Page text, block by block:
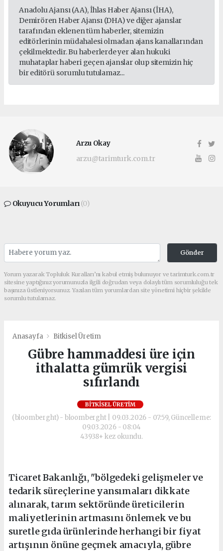
Anadolu Ajansı (AA), İhlas Haber Ajansı (İHA),
Demirören Haber Ajansı (DHA) ve diğer ajanslar
tarafından eklenen tüm haberler, sitemizin
editörlerinin müdahalesi olmadan ajans kanallarından
çekilmektedir. Bu haberlerde yer alan hukuki
muhataplar haberi geçen ajanslar olup sitemizin hiç
bir editörü sorumlu tutulamaz...
Arzu Okay
arzu@tarimturk.com.tr
Okuyucu Yorumları(0)
Gönder
Yorum yazarak Topluluk Kuralları’nı kabul etmiş bulunuyor ve tarimturk.com.tr
sitesine yaptığınız yorumunuzla ilgili doğrudan veya dolaylı tüm sorumluluğu tek
başınıza üstleniyorsunuz. Yazılan tüm yorumlardan site yönetimi hiçbir şekilde
sorumlu tutulamaz.
Anasayfa Bitkisel Üretim
Gübre hammaddesi üre için
ithalatta gümrük vergisi
sıfırlandı
BITKISEL ÜRETIM
(bloomberght) - bloomberght | 09.03.2026 - 07:59, Güncelleme:
09.03.2026 - 08:04
43938+ kez okundu.
Ticaret Bakanlığı, "bölgedeki gelişmeler ve
tedarik süreçlerine yansımaları dikkate
alınarak, tarım sektöründe üreticilerin
maliyetlerinin artmasını önlemek ve bu
suretle gıda ürünlerinde herhangi bir fiyat
artışının önüne geçmek amacıyla, gübre